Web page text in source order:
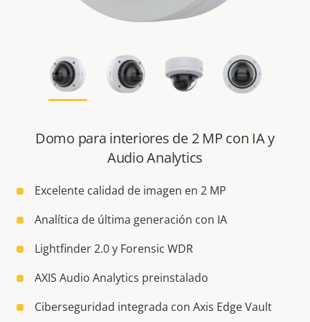
Domo para interiores de 2 MP con IA y
Audio Analytics
Excelente calidad de imagen en 2 MP
Analítica de última generación con IA
Lightfinder 2.0 y Forensic WDR
AXIS Audio Analytics preinstalado
Ciberseguridad integrada con Axis Edge Vault